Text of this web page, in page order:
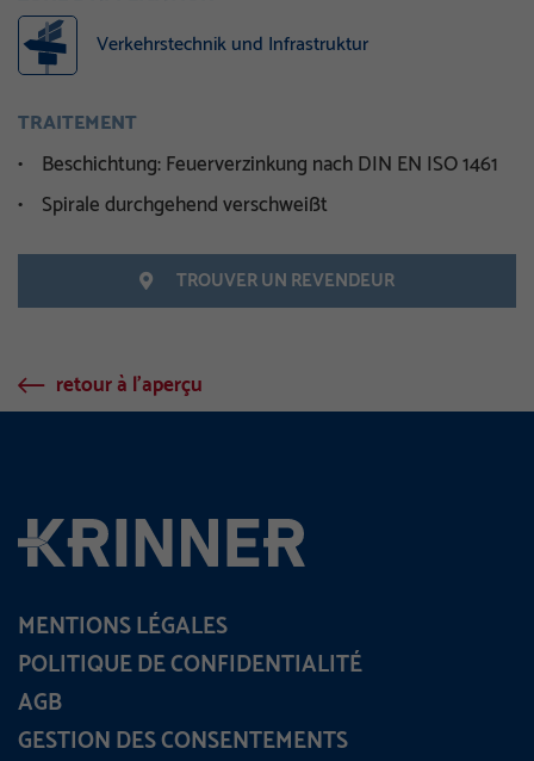
Verkehrstechnik und Infrastruktur
TRAITEMENT
• Beschichtung: Feuerverzinkung nach DIN EN ISO 1461
• Spirale durchgehend verschweißt
TROUVER UN REVENDEUR
retour à l'aperçu
MENTIONS LÉGALES
POLITIQUE DE CONFIDENTIALITÉ
AGB
GESTION DES CONSENTEMENTS